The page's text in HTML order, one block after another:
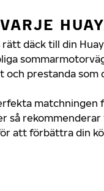
däck till din
och prestanda som
matchningen
så
att förbättra din